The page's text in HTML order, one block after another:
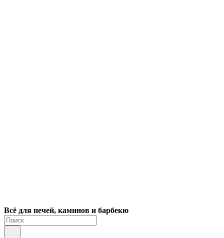
Всё для печей, каминов и барбекю